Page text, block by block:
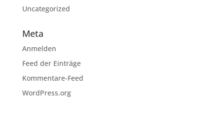
Uncategorized
Meta
Anmelden
Feed der Einträge
Kommentare-Feed
WordPress.org